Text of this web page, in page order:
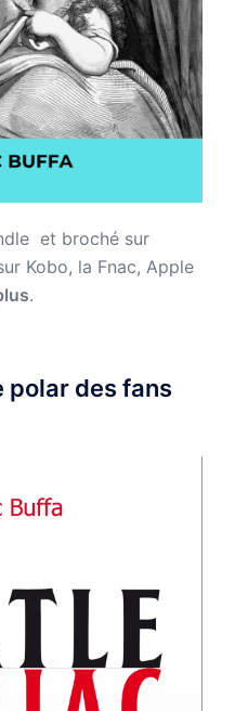
et broché sur
Kobo, la Fnac, Apple
.
polar des fans